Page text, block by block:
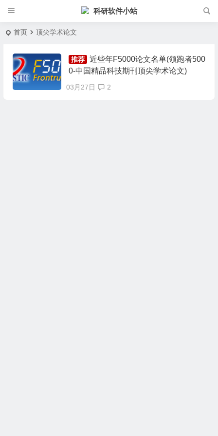
科研软件小站
首页 顶尖学术论文
推荐
近些年F5000论文名单(领跑者500
0-中国精品科技期刊顶尖学术论文)
03月27日 2